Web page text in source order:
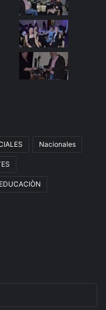
Nacionales
EDUCACIÒN